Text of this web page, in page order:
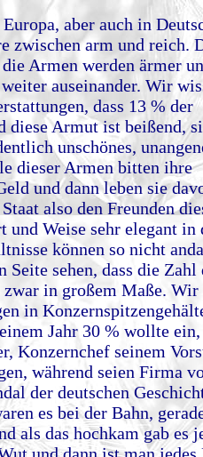
aber auch in
zwischen arm und reich.
Armen werden ärmer
auseinander. Wir
dass 13 % der
diese Armut ist beißend,
unschönes,
dieser Armen bitten ihre
und dann leben sie
also den Freunden
und Weise sehr elegant in
können so nicht
Seite sehen, dass die Zahl
in großem Maße. Wir
in
Jahr 30 % wollte
Konzernchef seinem
während seien Firma
der deutschen
es bei der Bahn,
als das hochkam gab es